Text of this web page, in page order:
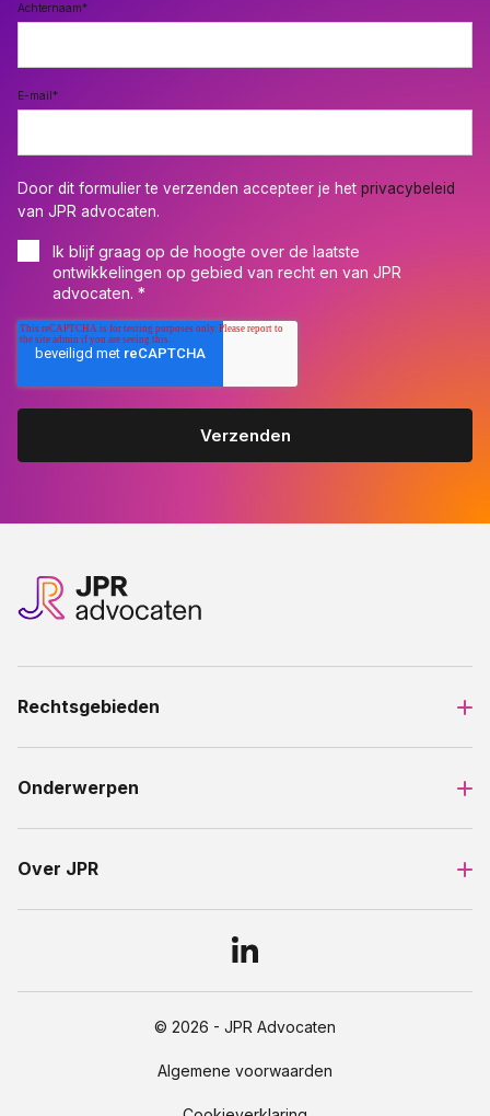
Achternaam*
E-mail *
Door dit formulier te verzenden accepteer je het privacybeleid
van JPR advocaten.
Ik blijf graag op de hoogte over de laatste
ontwikkelingen op gebied van recht en van JPR
advocaten. *
Rechtsgebieden
Onderwerpen
Over JPR
© 2026 - JPR Advocaten
Algemene voorwaarden